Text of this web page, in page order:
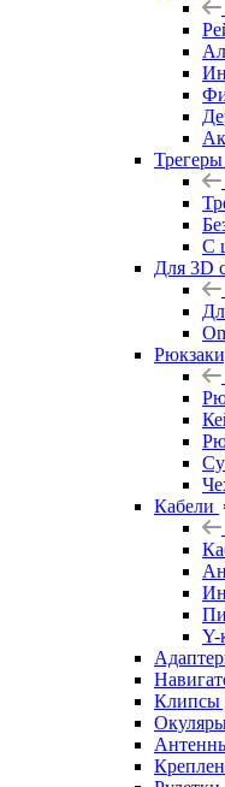
Трегеры
С
Для 3D
Кабели
Y-
Клипсы